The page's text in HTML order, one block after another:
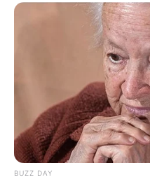
BUZZ DAY